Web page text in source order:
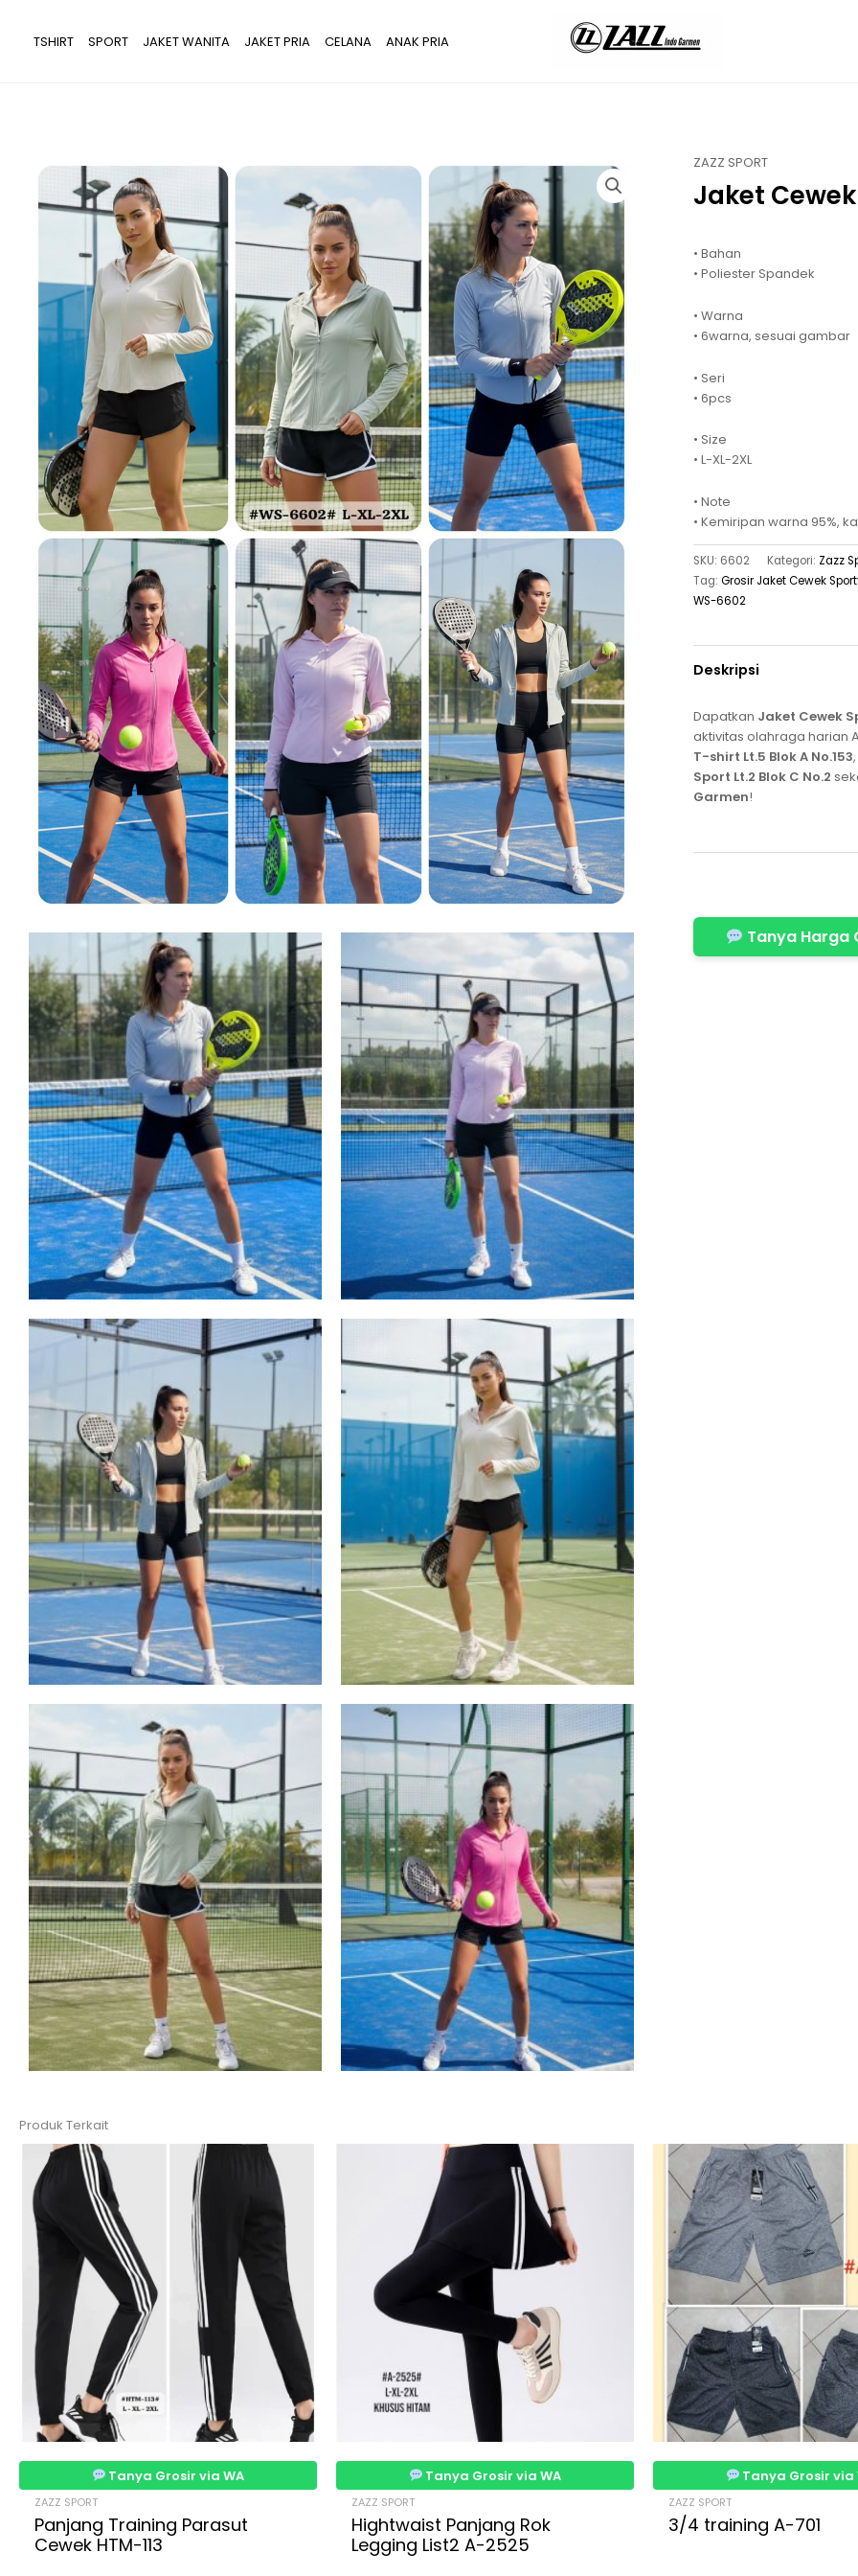
kontenTSHIRT SPORT JAKET WANITA JAKET PRIA CELANA ANAK PRIA
ZAZZ SPORT
Jaket
• Bahan
• Poliester Spandek
• Warna
• 6warna, sesuai gambar
• Seri
• 6pcs
• Size
• L-XL-2XL
• Note
• Kemiripan warna 95%,
SKU: 6602 Kategori: Zazz
Tag:Grosir Jaket Cewek
WS-6602
Deskripsi
Dapatkan Jaket Cewek
aktivitas olahraga harian
T-shirt Lt.5 Blok A No.153,
Sport Lt.2 Blok C No.2
Garmen!
Tanya Harga
Produk Terkait
Tanya Grosir via WA
ZAZZ SPORT
Panjang Training Parasut
Cewek HTM-113
Tanya Grosir via WA
ZAZZ SPORT
Hightwaist Panjang Rok
Legging List2 A-2525
Tanya Grosir via
ZAZZ SPORT
3/4 training A-701